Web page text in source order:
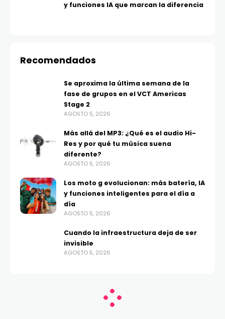
y funciones IA que marcan la diferencia
Recomendados
Se aproxima la última semana de la
fase de grupos en el VCT Americas
Stage 2
AGOSTO 5, 2026
Más allá del MP3: ¿Qué es el audio Hi-
Res y por qué tu música suena
diferente?
AGOSTO 5, 2026
Los moto g evolucionan: más batería, IA
y funciones inteligentes para el día a
día
AGOSTO 5, 2026
Cuando la infraestructura deja de ser
invisible
AGOSTO 5, 2026